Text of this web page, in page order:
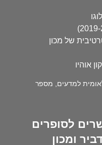
של מכון
אוהיו
למדעים, מספר
לסופרים
ומכון